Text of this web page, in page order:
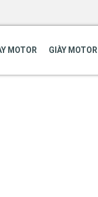
MOTOR GIÀY MOTOR